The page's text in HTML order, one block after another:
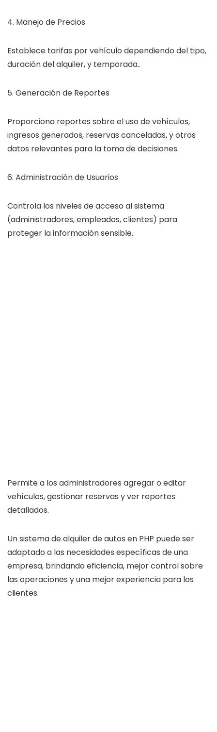
4. Manejo de Precios
Establece tarifas por vehículo dependiendo del tipo,
duración del alquiler, y temporada..
5. Generación de Reportes
Proporciona reportes sobre el uso de vehículos,
ingresos generados, reservas canceladas, y otros
datos relevantes para la toma de decisiones.
6. Administración de Usuarios
Controla los niveles de acceso al sistema
(administradores, empleados, clientes) para
proteger la información sensible.
Permite a los administradores agregar o editar
vehículos, gestionar reservas y ver reportes
detallados.
Un sistema de alquiler de autos en PHP puede ser
adaptado a las necesidades específicas de una
empresa, brindando eficiencia, mejor control sobre
las operaciones y una mejor experiencia para los
clientes.